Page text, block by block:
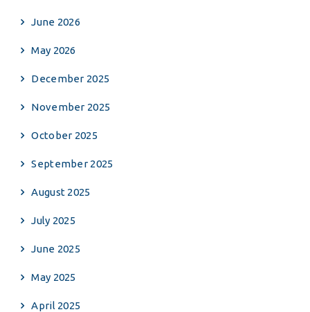
June 2026
May 2026
December 2025
November 2025
October 2025
September 2025
August 2025
July 2025
June 2025
May 2025
April 2025